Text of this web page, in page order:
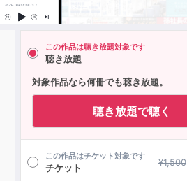
この作品は聴き放題対象です
聴き放題
対象作品なら何冊でも聴き放題。
聴き放題で聴く
この作品はチケット対象です
チケット ¥1,500